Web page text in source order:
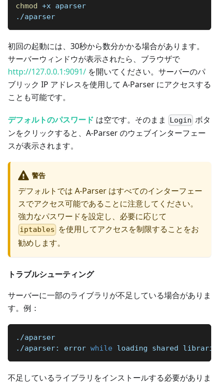
chmod +x aparser
./aparser
初回の起動には、30秒から数分かかる場合があります。
サーバーウィンドウが表示されたら、ブラウザで
http://127.0.0.1:9091/ を開いてください。サーバーのパ
ブリック IP アドレスを使用して A-Parser にアクセスする
ことも可能です。
デフォルトのパスワード は空です。そのまま Login ボタ
ンをクリックすると、A-Parser のウェブインターフェー
スが表示されます。
警告
デフォルトでは A-Parser はすべてのインターフェー
スでアクセス可能であることに注意してください。
強力なパスワードを設定し、必要に応じて
iptables を使用してアクセスを制限することをお
勧めします。
トラブルシューティング
サーバーに一部のライブラリが不足している場合がありま
す。例：
./aparser
./aparser: error while loading shared
不足しているライブラリをインストールする必要がありま